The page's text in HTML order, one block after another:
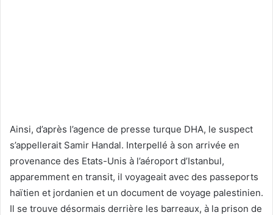
Ainsi, d’après l’agence de presse turque DHA, le suspect
s’appellerait Samir Handal. Interpellé à son arrivée en
provenance des Etats-Unis à l’aéroport d’Istanbul,
apparemment en transit, il voyageait avec des passeports
haïtien et jordanien et un document de voyage palestinien.
Il se trouve désormais derrière les barreaux, à la prison de